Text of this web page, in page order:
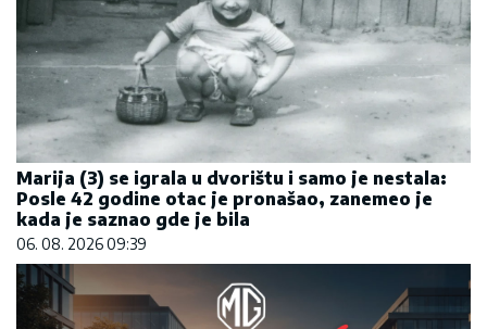
Marija (3) se igrala u dvorištu i samo je nestala:
Posle 42 godine otac je pronašao, zanemeo je
kada je saznao gde je bila
06. 08. 2026 09:39